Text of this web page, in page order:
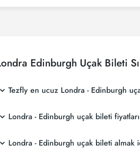
Edinburgh Uçak Bileti
Tezfly en ucuz Londra - Edinburgh
aramaktadır. Tezfly sitesinde yapacağın
Londra - Edinburgh uçak bileti
rezervasyon yaparak ve promosyonları
Londra - Edinburgh uçak bileti almak